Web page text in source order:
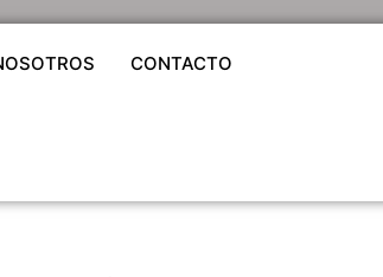
CONTACTO